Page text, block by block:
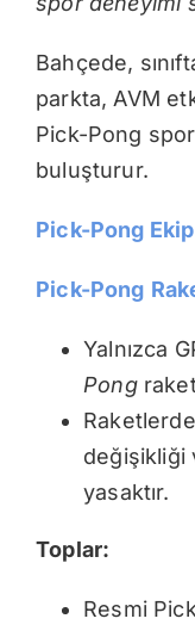
Bahçede,
parkta, AVM
Pick-Pong
buluşturur.
Pick-Pong
Pick-Pong
Yalnızca
Pong
değişikliği
yasaktır.
Toplar:
Resmi